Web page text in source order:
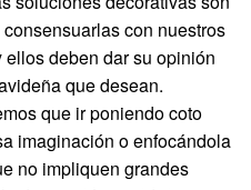
con nuestros
deben dar su opinión
que desean.
que ir poniendo coto
imaginación o enfocándola
no impliquen grandes